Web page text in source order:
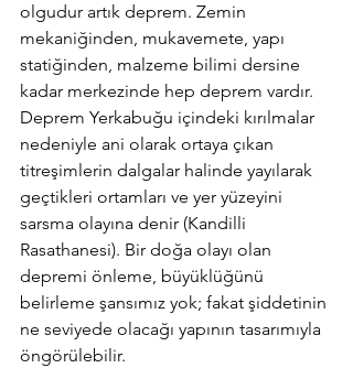
olgudur artık deprem. Zemin
mekaniğinden, mukavemete, yapı
statiğinden, malzeme bilimi dersine
kadar merkezinde hep deprem vardır.
Deprem Yerkabuğu içindeki kırılmalar
nedeniyle ani olarak ortaya çıkan
titreşimlerin dalgalar halinde yayılarak
geçtikleri ortamları ve yer yüzeyini
sarsma olayına denir (Kandilli
Rasathanesi). Bir doğa olayı olan
depremi önleme, büyüklüğünü
belirleme şansımız yok; fakat şiddetinin
ne seviyede olacağı yapının tasarımıyla
öngörülebilir.